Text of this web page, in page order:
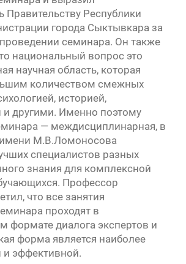
Правительству Республики
города Сыктывкара за
семинара. Он также
национальный вопрос это
научная область, которая
количеством смежных
историей,
и другими. Именно поэтому
— междисциплинарная, в
М.В.Ломоносова
специалистов разных
знания для комплексной
Профессор
что все занятия
проходят в
формате диалога экспертов и
форма является наиболее
и эффективной.